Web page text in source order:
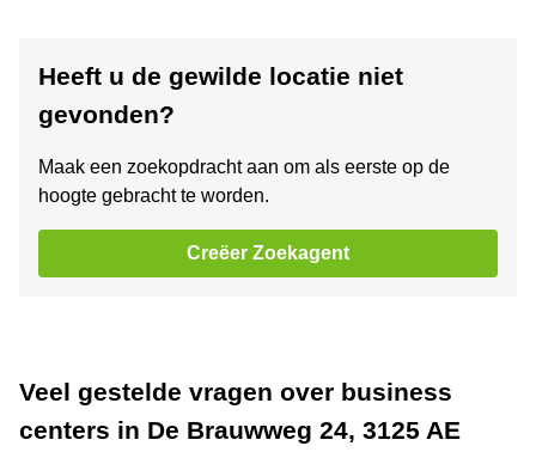
Heeft u de gewilde locatie niet
gevonden?
Maak een zoekopdracht aan om als eerste op de
hoogte gebracht te worden.
Creëer Zoekagent
Veel gestelde vragen over business
centers in De Brauwweg 24, 3125 AE